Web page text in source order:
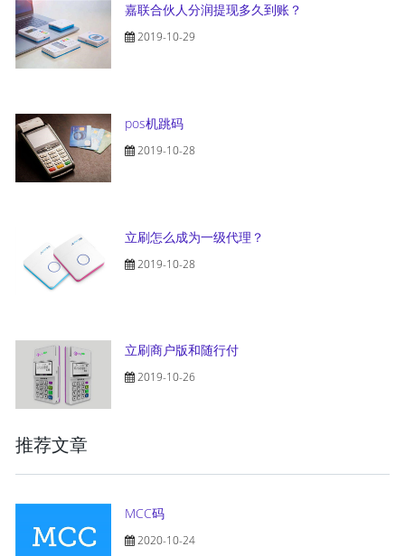
嘉联合伙人分润提现多久到账？
2019-10-29
pos机跳码
2019-10-28
立刷怎么成为一级代理？
2019-10-28
立刷商户版和随行付
2019-10-26
推荐文章
MCC码
2020-10-24